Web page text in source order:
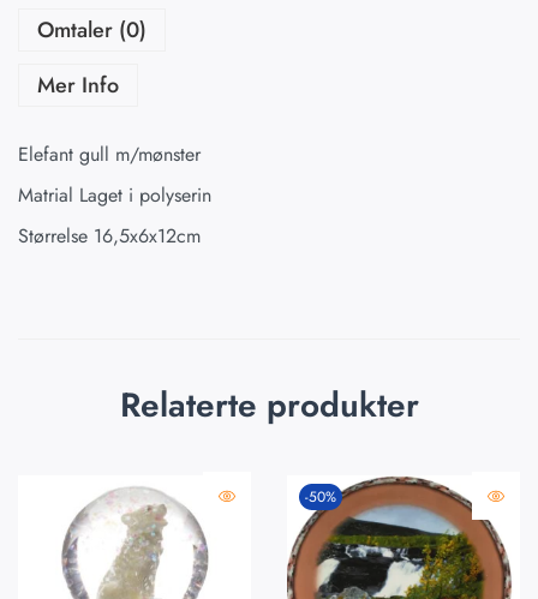
Omtaler (0)
Mer Info
Elefant gull m/mønster
Matrial Laget i polyserin
Størrelse 16,5x6x12cm
Relaterte produkter
-50%